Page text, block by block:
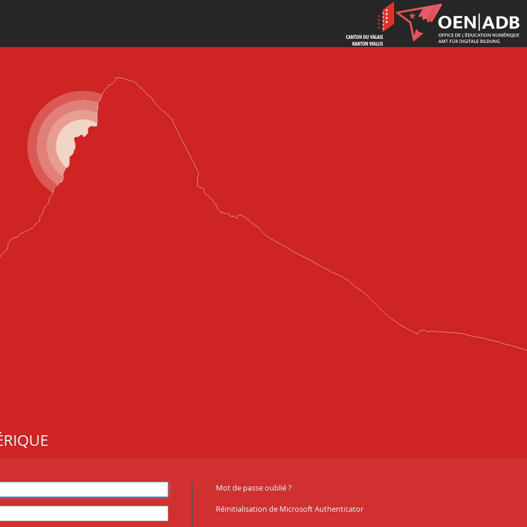
Mot de passe oublié ?
Réinitialisation de Microsoft Authenticator